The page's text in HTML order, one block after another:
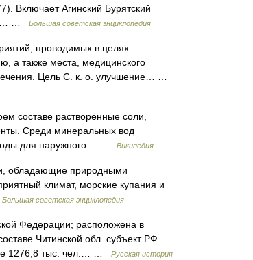
Включает Агинский Бурятский
…
Большая советская энциклопедия
проводимых в целях
а также места, медицинского
Цель С. к. о. улучшение… …
составе растворённые соли,
Среди минеральных вод
для наружного… …
Википедия
обладающие природными
климат, морские купания и
Большая советская энциклопедия
Федерации; расположена в
Читинской обл. субъект РФ
1276,8 тыс. чел.… …
Русская история